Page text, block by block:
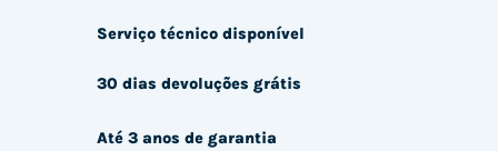
Serviço técnico disponível
30 dias devoluções grátis
Até 3 anos de garantia